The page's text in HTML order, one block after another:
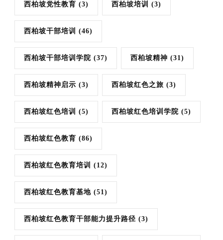
西柏坡党性教育 (3) 西柏坡培训 (3)
西柏坡干部培训 (46)
西柏坡干部培训学院 (37) 西柏坡精神 (31)
西柏坡精神启示 (3) 西柏坡红色之旅 (3)
西柏坡红色培训 (5) 西柏坡红色培训学院 (5)
西柏坡红色教育 (86)
西柏坡红色教育培训 (12)
西柏坡红色教育基地 (51)
西柏坡红色教育干部能力提升路径 (3)